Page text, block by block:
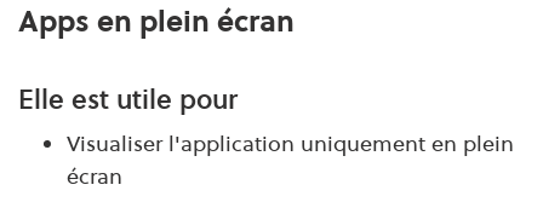
Apps en plein écran
Elle est utile pour
Visualiser l'application uniquement en plein
écran